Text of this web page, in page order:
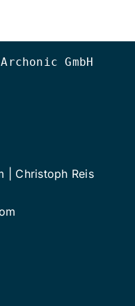
GmbH
| Christoph Reis